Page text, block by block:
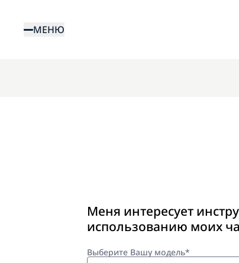
основномуМЕНЮ
Меня интересует
использованию моих
Выберите Вашу модель*